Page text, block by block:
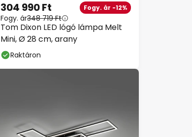
Tom Dixon LED lógó lámpa Melt
Mini, Ø 28 cm, arany
304 990 Ft Fogy. ár -12%
Fogy. ár348 719 Ft
Raktáron